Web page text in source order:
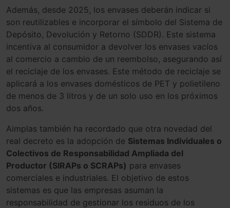
Además, desde 2025, los envases deberán indicar si
son reutilizables e incorporar el símbolo del Sistema de
Depósito, Devolución y Retorno (SDDR). Este sistema
incentiva al consumidor a devolver los envases vacíos
al comercio a cambio de un reembolso, asegurando así
el reciclaje de los envases. Este método de reciclaje se
aplicará a los envases domésticos de PET y polietileno
de menos de 3 litros y de un solo uso en los próximos
dos años.
Aimplas también ha recordado que otra novedad del
real decreto es la adopción de Sistemas Individuales o
Colectivos de Responsabilidad Ampliada del
Productor (SIRAPs o SCRAPs) para envases
comerciales e industriales. El objetivo de estos
sistemas es que las empresas asuman la
responsabilidad de gestionar los residuos de los